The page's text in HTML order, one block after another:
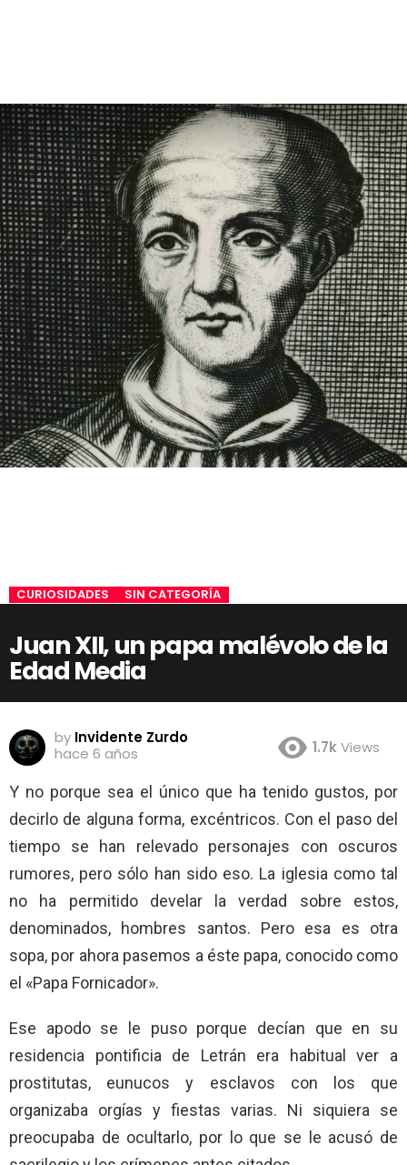
CURIOSIDADES SIN CATEGORÍA
Juan XII, un papa malévolo de la
Edad Media
by Invidente Zurdo
hace 6 años
1.7kViews
Y no porque sea el único que ha tenido gustos, por
decirlo de alguna forma, excéntricos. Con el paso del
tiempo se han relevado personajes con oscuros
rumores, pero sólo han sido eso. La iglesia como tal
no ha permitido develar la verdad sobre estos,
denominados, hombres santos. Pero esa es otra
sopa, por ahora pasemos a éste papa, conocido como
el «Papa Fornicador».
Ese apodo se le puso porque decían que en su
residencia pontificia de Letrán era habitual ver a
prostitutas, eunucos y esclavos con los que
organizaba orgías y fiestas varias. Ni siquiera se
preocupaba de ocultarlo, por lo que se le acusó de